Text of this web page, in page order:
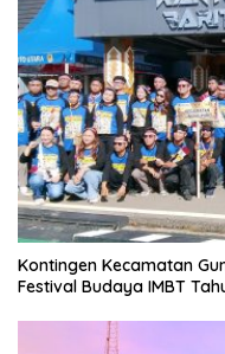
Kontingen Kecamatan
Festival Budaya IMBT